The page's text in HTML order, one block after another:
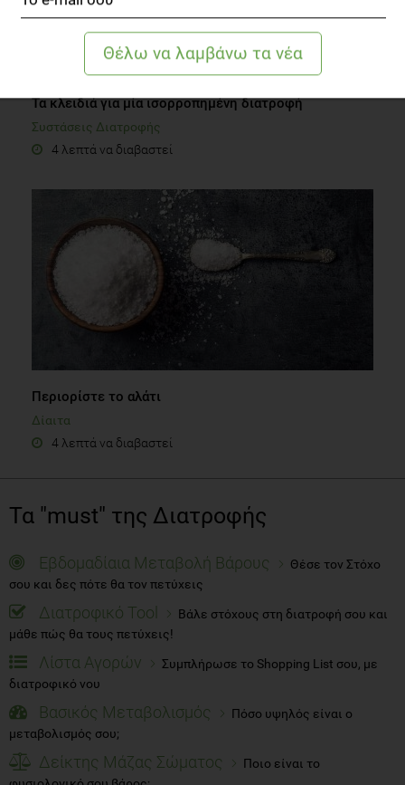
Τα κλειδιά για μία ισορροπημένη διατροφή
Συστάσεις Διατροφής
4 λεπτά να διαβαστεί
Περιορίστε το αλάτι
Δίαιτα
4 λεπτά να διαβαστεί
Τα "must" της Διατροφής
Εβδομαδίαια Μεταβολή Βάρους
Θέσε τον Στόχο
σου και δες πότε θα τον πετύχεις
Διατροφικό Tool
Βάλε στόχους στη διατροφή σου και
μάθε πώς θα τους πετύχεις!
Λίστα Αγορών
Συμπλήρωσε το Shopping List σου, με
διατροφικό νου
Βασικός Μεταβολισμός
Πόσο υψηλός είναι ο
μεταβολισμός σου;
Δείκτης Μάζας Σώματος
Ποιο είναι το